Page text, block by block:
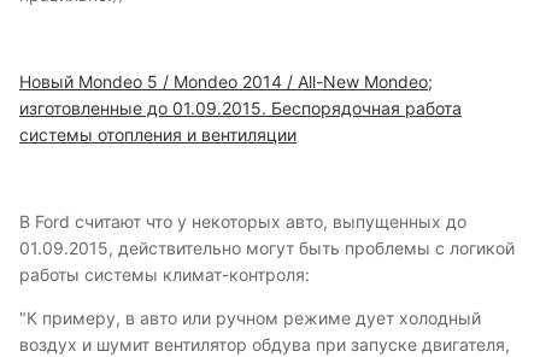
Новый Mondeo 5 / Mondeo 2014 / All-New Mondeo;
изготовленные до 01.09.2015. Беспорядочная работа
системы отопления и вентиляции
В Ford считают что у некоторых авто, выпущенных до
01.09.2015, действительно могут быть проблемы с логикой
работы системы климат-контроля:
"К примеру, в авто или ручном режиме дует холодный
воздух и шумит вентилятор обдува при запуске двигателя,